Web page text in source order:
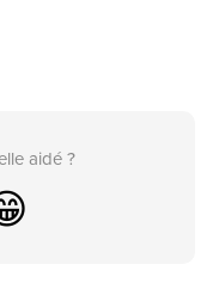
aidé ?